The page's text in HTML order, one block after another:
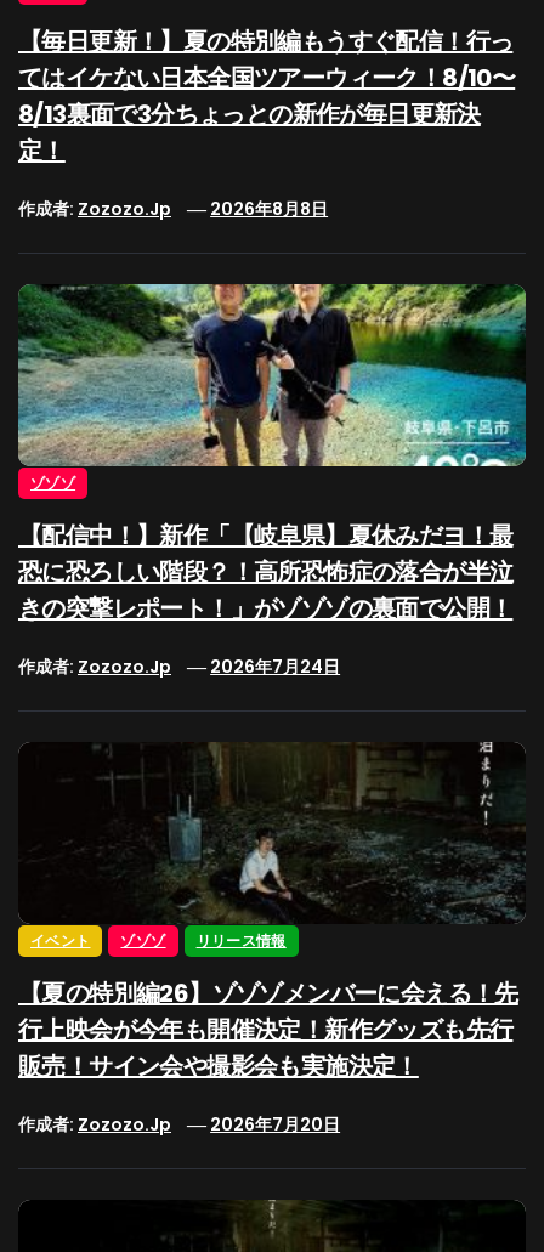
【毎日更新！】夏の特別編もうすぐ配信！行っ
てはイケない日本全国ツアーウィーク！8/10〜
8/13裏面で3分ちょっとの新作が毎日更新決
定！
作成者: Zozozo.jp 2026年8月8日
ゾゾゾ
【配信中！】新作「【岐阜県】夏休みだヨ！最
恐に恐ろしい階段？！高所恐怖症の落合が半泣
きの突撃レポート！」がゾゾゾの裏面で公開！
作成者: Zozozo.jp 2026年7月24日
イベント ゾゾゾ リリース情報
【夏の特別編26】ゾゾゾメンバーに会える！先
行上映会が今年も開催決定！新作グッズも先行
販売！サイン会や撮影会も実施決定！
作成者: Zozozo.jp 2026年7月20日